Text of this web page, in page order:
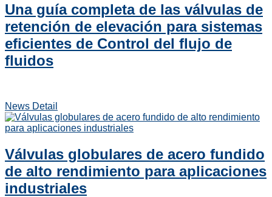
Una guía completa de las válvulas de
retención de elevación para sistemas
eficientes de Control del flujo de
fluidos
News Detail
Válvulas globulares de acero fundido
de alto rendimiento para aplicaciones
industriales